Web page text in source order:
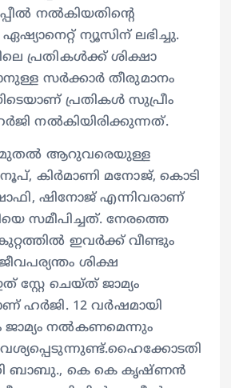
നല്‍കിയതിന്‍റെ
ന്യൂസിന് ലഭിച്ചു.
പ്രതികള്‍ക്ക് ശിക്ഷാ
സര്‍ക്കാര്‍ തീരുമാനം
പ്രതികള്‍ സുപ്രീം
നല്‍കിയിരിക്കുന്നത്.
മുതല്‍ ആറുവരെയുള്ള
കിർമാണി മനോജ്, കൊടി
ഷിനോജ് എന്നിവരാണ്
സമീപിച്ചത്. നേരത്തെ
ഇവർക്ക് വീണ്ടും
ശിക്ഷ
സ്റ്റേ ചെയ്ത് ജാമ്യം
ഹർജി. 12 വർഷമായി
ജാമ്യം നല്‍കണമെന്നും
ബാബു., കെ കെ കൃഷ്ണൻ